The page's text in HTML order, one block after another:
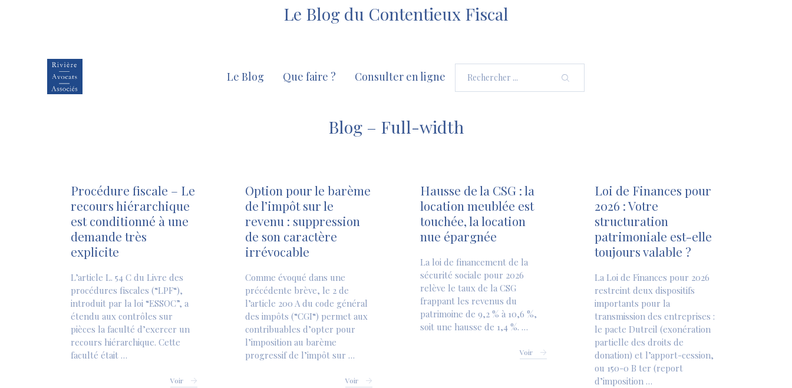
Le Blog du Contentieux Fiscal
Le Blog Que faire ? Consulter en ligne
Blog – Full-width
Procédure fiscale – Le
recours hiérarchique
est conditionné à une
demande très
explicite
L’article L. 54 C du Livre des
procédures fiscales (“LPF“),
introduit par la loi “ESSOC”, a
étendu aux contrôles sur
pièces la faculté d’exercer un
recours hiérarchique. Cette
faculté était …
Voir
Option pour le barème
de l’impôt sur le
revenu : suppression
de son caractère
irrévocable
Comme évoqué dans une
précédente brève, le 2 de
l’article 200 A du code général
des impôts (“CGI“) permet aux
contribuables d’opter pour
l’imposition au barème
progressif de l’impôt sur …
Voir
Hausse de la CSG : la
location meublée est
touchée, la location
nue épargnée
La loi de financement de la
sécurité sociale pour 2026
relève le taux de la CSG
frappant les revenus du
patrimoine de 9,2 % à 10,6 %,
soit une hausse de 1,4 %. …
Voir
Loi de Finances pour
2026 : Votre
structuration
patrimoniale est-elle
toujours valable ?
La Loi de Finances pour 2026
restreint deux dispositifs
importants pour la
transmission des entreprises :
le pacte Dutreil (exonération
partielle des droits de
donation) et l’apport-cession,
ou 150-0 B ter (report
d’imposition …